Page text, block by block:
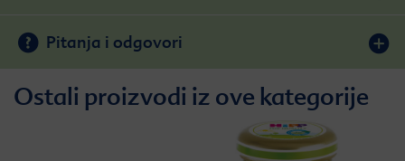
Pitanja i odgovori
Ostali proizvodi iz ove kategorije